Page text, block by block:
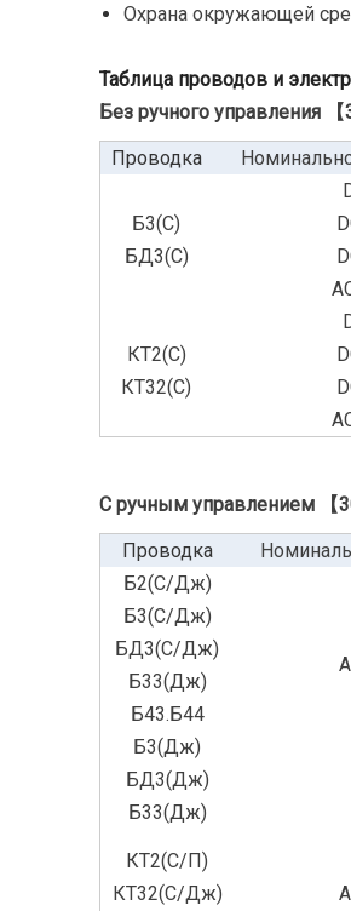
Охрана окружающей
Таблица проводов и
Без ручного управления 【
Проводка
Б3(С)
БД3(С)
КТ2(С)
КТ32(С)
С ручным управлением 【
Проводка
Б2(С/Дж)
Б3(С/Дж)
БД3(С/Дж)
Б33(Дж)
Б43.Б44
Б3(Дж)
БД3(Дж)
Б33(Дж)
КТ2(С/П)
КТ32(С/Дж)